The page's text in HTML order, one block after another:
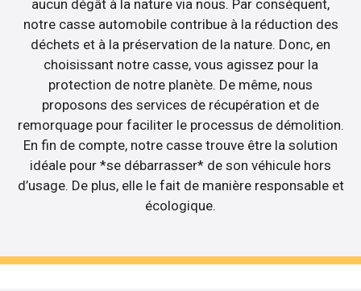
aucun dégât à la nature via nous. Par conséquent,
notre casse automobile contribue à la réduction des
déchets et à la préservation de la nature. Donc, en
choisissant notre casse, vous agissez pour la
protection de notre planète. De même, nous
proposons des services de récupération et de
remorquage pour faciliter le processus de démolition.
En fin de compte, notre casse trouve être la solution
idéale pour *se débarrasser* de son véhicule hors
d’usage. De plus, elle le fait de manière responsable et
écologique.